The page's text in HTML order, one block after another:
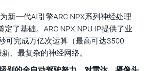
新一代AI引擎ARC NPX系列神经处理
定了基础。ARC NPX NPU IP提供了业
可完成万亿次运算（最高可达3500
、最复杂的神经网络。